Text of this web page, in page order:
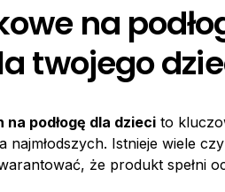
na
twojego
podłogę dla dzieci to
najmłodszych. Istnieje wiele
że produkt spełni